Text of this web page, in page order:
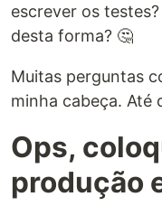
escrever os
desta forma? 🤔
Muitas perguntas
minha cabeça. Até
Ops,
produção